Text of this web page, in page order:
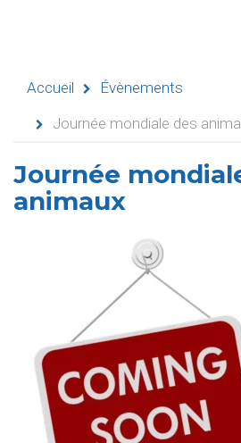
Navigation
Accueil
Évènements
Séminaires
Refuges
Pension
Accueil
Évènements
Journée mondiale des
Journée
animaux